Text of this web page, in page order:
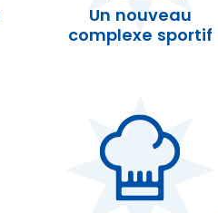
Un nouveau
complexe sportif